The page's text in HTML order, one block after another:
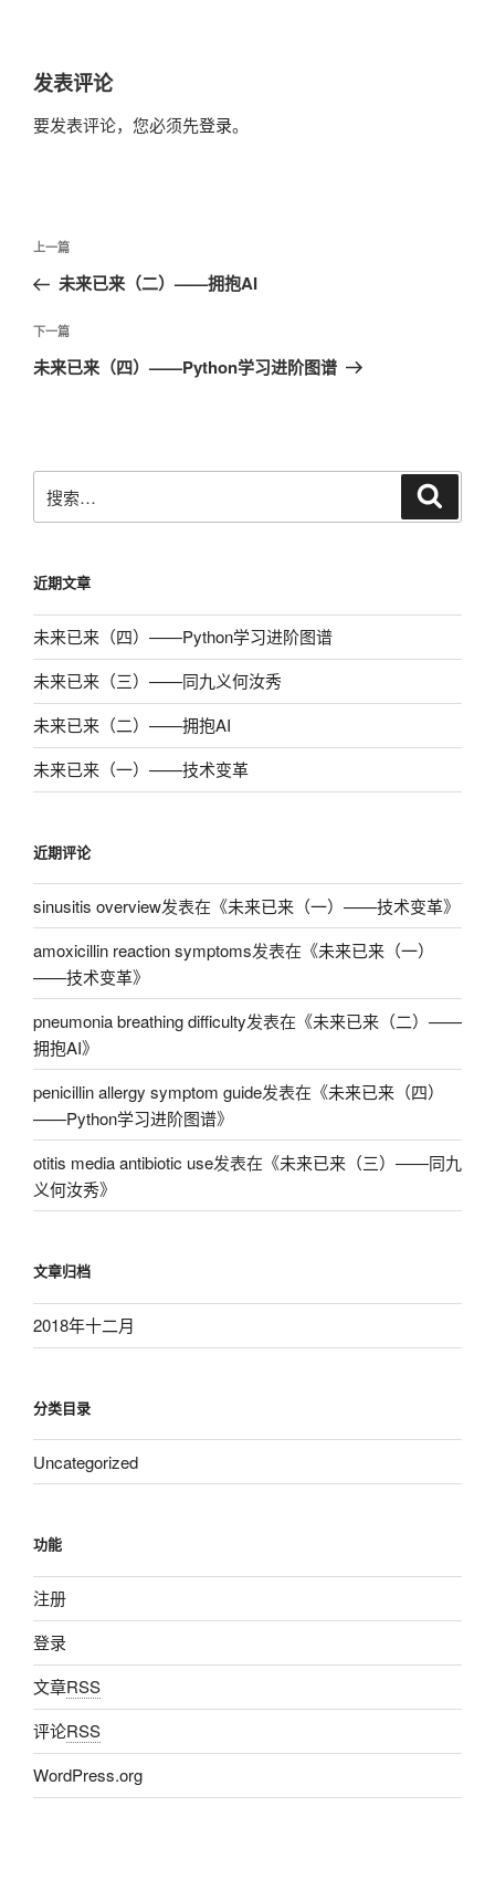
发表评论
要发表评论，您必须先登录。
文
导
航
上
一
文
章
上一篇
未来已来（二）——拥抱AI
下
一
下一篇
未来已来（四）——Python学习进阶图谱
搜
索：
近期文章
未来已来（四）——Python学习进阶图谱
未来已来（三）——同九义何汝秀
未来已来（二）——拥抱AI
未来已来（一）——技术变革
近期评论
sinusitis overview发表在《未来已来（一）——技术变革》
amoxicillin reaction symptoms发表在《未来已来（一）
——技术变革》
pneumonia breathing difficulty发表在《未来已来（二）——
拥抱AI》
penicillin allergy symptom guide发表在《未来已来（四）
——Python学习进阶图谱》
otitis media antibiotic use发表在《未来已来（三）——同九
义何汝秀》
文章归档
2018年十二月
分类目录
Uncategorized
功能
注册
登录
文章RSS
评论RSS
WordPress.org